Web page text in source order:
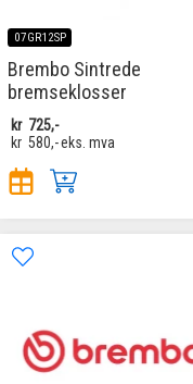
07GR12SP
Brembo Sintrede
bremseklosser
kr 725,-
kr 580,-eks. mva